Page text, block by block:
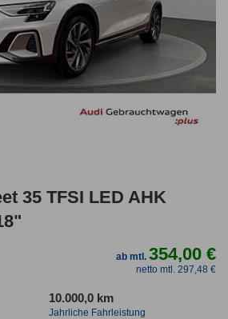
35 TFSI LED AHK
ab mtl.354,00 €
netto mtl. 297,48 €
10.000,0 km
Jahrliche Fahrleistung